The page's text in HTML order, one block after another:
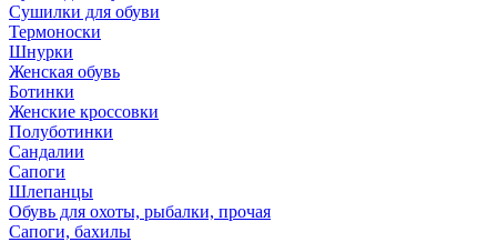
Сушилки для обуви
Термоноски
Шнурки
Женская обувь
Ботинки
Женские кроссовки
Полуботинки
Сандалии
Сапоги
Шлепанцы
Обувь для охоты, рыбалки, прочая
Сапоги, бахилы